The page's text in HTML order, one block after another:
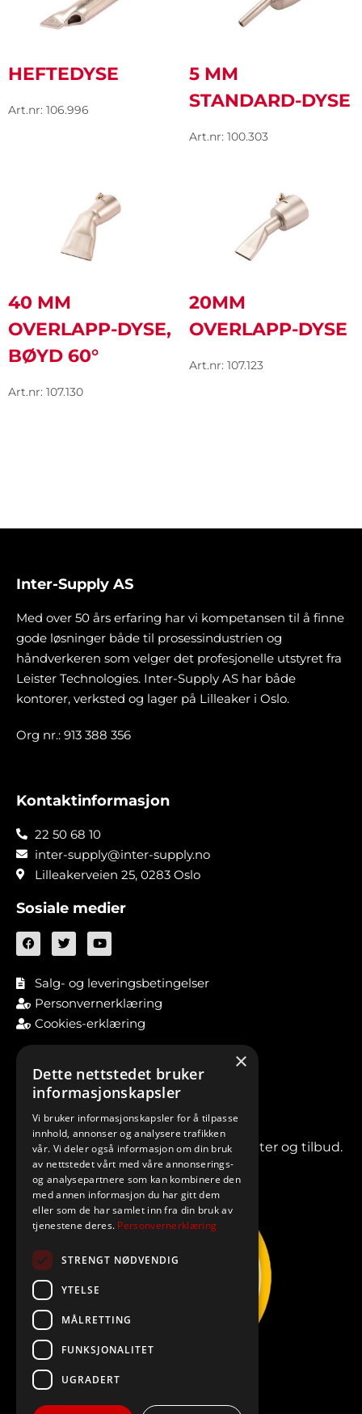
HEFTEDYSE
Art.nr: 106.996
5 MM
STANDARD-DYSE
Art.nr: 100.303
40 MM
OVERLAPP-DYSE,
BØYD 60°
Art.nr: 107.130
20MM
OVERLAPP-DYSE
Art.nr: 107.123
Inter-Supply AS
Med over 50 års erfaring har vi kompetansen til å finne
gode løsninger både til prosessindustrien og
håndverkeren som velger det profesjonelle utstyret fra
Leister Technologies. Inter-Supply AS har både
kontorer, verksted og lager på Lilleaker i Oslo.
Org nr.: 913 388 356
Kontaktinformasjon
22 50 68 10
inter-supply@inter-supply.no
Lilleakerveien 25, 0283 Oslo
Sosiale medier
Salg- og leveringsbetingelser
Personvernerklæring
Cookies-erklæring
Meld deg på vårt nyhetsbrev for nyheter og tilbud.
×
Dette nettstedet bruker
informasjonskapsler
Vi bruker informasjonskapsler for å tilpasse
innhold, annonser og analysere trafikken
vår. Vi deler også informasjon om din bruk
av nettstedet vårt med våre annonserings-
og analysepartnere som kan kombinere den
med annen informasjon du har gitt dem
eller som de har samlet inn fra din bruk av
tjenestene deres. Personvernerklæring
STRENGT NØDVENDIG
YTELSE
MÅLRETTING
FUNKSJONALITET
UGRADERT